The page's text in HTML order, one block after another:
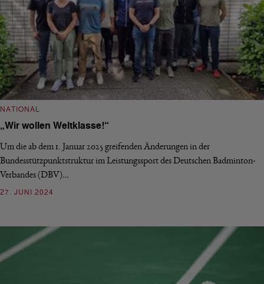
NATIONAL
„Wir wollen Weltklasse!“
Um die ab dem 1. Januar 2025 greifenden Änderungen in der
Bundesstützpunktstruktur im Leistungssport des Deutschen Badminton-
Verbandes (DBV)…
27. JUNI 2024